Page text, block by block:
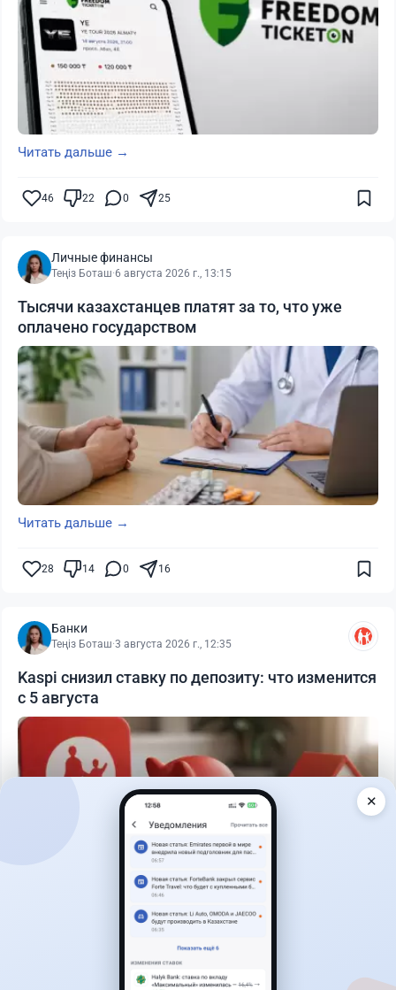
Читать дальше →
46 22 0 25
Личные финансы
Теңіз Боташ·6 августа 2026 г., 13:15
Тысячи казахстанцев платят за то, что уже
оплачено государством
Читать дальше →
28 14 0 16
Банки
Теңіз Боташ·3 августа 2026 г., 12:35
Kaspi снизил ставку по депозиту: что изменится
с 5 августа
✕